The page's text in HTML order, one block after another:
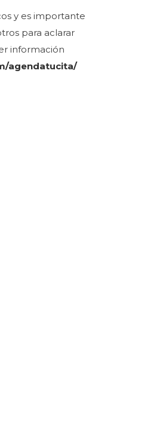
y es importante
para aclarar
información
agendatucita/